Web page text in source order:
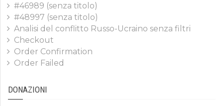
#46989 (senza titolo)
#48997 (senza titolo)
Analisi del conflitto Russo-Ucraino senza filtri
Checkout
Order Confirmation
Order Failed
DONAZIONI